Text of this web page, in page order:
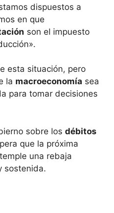
dispuestos a
en que
son el impuesto
esta situación, pero
la macroeconomía sea
para tomar decisiones
sobre los débitos
que la próxima
una rebaja
sostenida.